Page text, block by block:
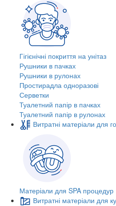
Гігієнічні покриття на унітаз
Рушники в пачках
Рушники в рулонах
Простирадла одноразові
Серветки
Туалетний папір в пачках
Туалетний папір в рулонах
Витратні матеріали для
Матеріали для SPA процедур
Витратні матеріали для